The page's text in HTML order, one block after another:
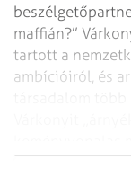
maffián?”
tartott a
ambícióiról, és
de talán éppen